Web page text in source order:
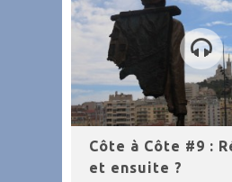
Côte à Côte #9 :
et ensuite ?